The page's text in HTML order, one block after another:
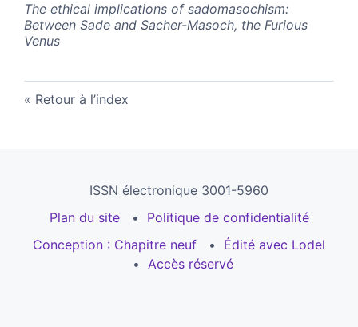
The ethical implications of sadomasochism:
Between Sade and Sacher-Masoch, the Furious
Venus
Retour à l’index
ISSN électronique 3001-5960
Plan du site
Politique de confidentialité
Conception : Chapitre neuf
Édité avec Lodel
Accès réservé